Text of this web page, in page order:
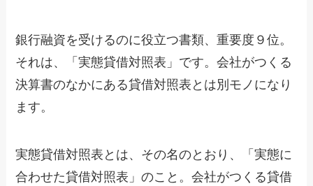
銀行融資を受けるのに役立つ書類、重要度９位。
それは、「実態貸借対照表」です。会社がつくる
決算書のなかにある貸借対照表とは別モノになり
ます。
実態貸借対照表とは、その名のとおり、「実態に
合わせた貸借対照表」のこと。会社がつくる貸借